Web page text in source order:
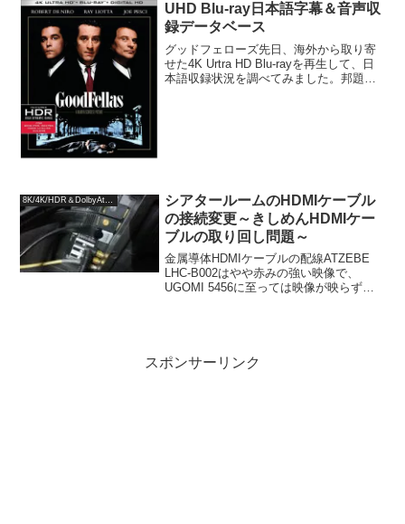
UHD Blu-ray日本語字幕＆音声収
録データベース
グッドフェローズ先日、海外から取り寄
せた4K Urtra HD Blu-rayを再生して、日
本語収録状況を調べてみました。邦題：
シアタールームのHDMIケーブル
の接続変更～きしめんHDMIケー
ブルの取り回し問題～
金属導体HDMIケーブルの配線ATZEBE
LHC-B002はやや赤みの強い映像で、
UGOMI 5456に至っては映像が映らず
スポンサーリンク